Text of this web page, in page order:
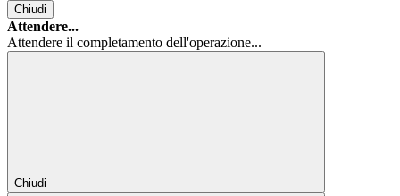
Chiudi
Attendere...
Attendere il completamento dell'operazione...
Chiudi